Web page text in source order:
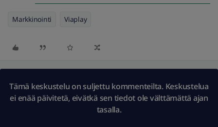
Markkinointi Viaplay
Tämä keskustelu on suljettu kommenteilta. Keskustelua
ei enää päivitetä, eivätkä sen tiedot ole välttämättä ajan
tasalla.